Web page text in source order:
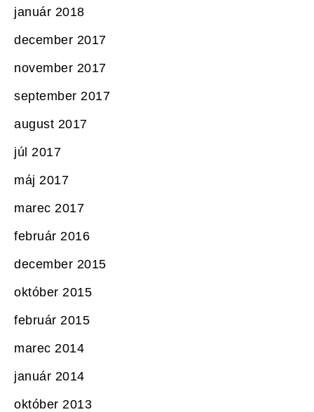
január 2018
december 2017
november 2017
september 2017
august 2017
júl 2017
máj 2017
marec 2017
február 2016
december 2015
október 2015
február 2015
marec 2014
január 2014
október 2013